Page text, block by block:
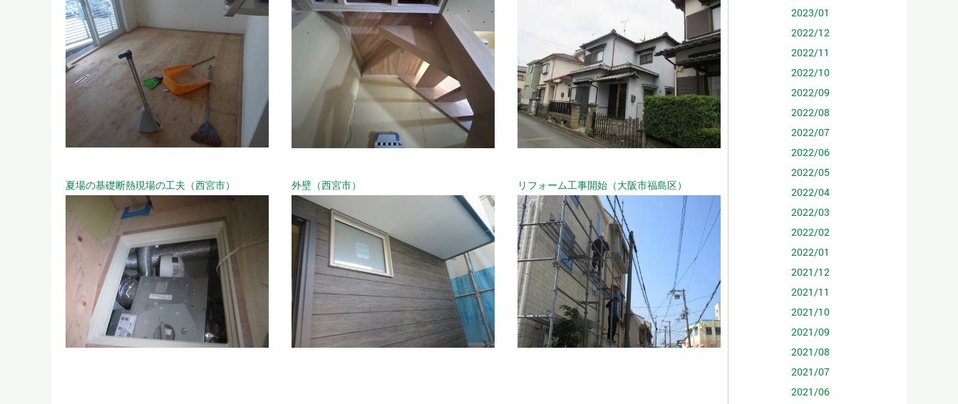
夏場の基礎断熱現場の工夫（西宮市） 外壁（西宮市） リフォーム工事開始（大阪市福島区）
2023/01
2022/12
2022/11
2022/10
2022/09
2022/08
2022/07
2022/06
2022/05
2022/04
2022/03
2022/02
2022/01
2021/12
2021/11
2021/10
2021/09
2021/08
2021/07
2021/06